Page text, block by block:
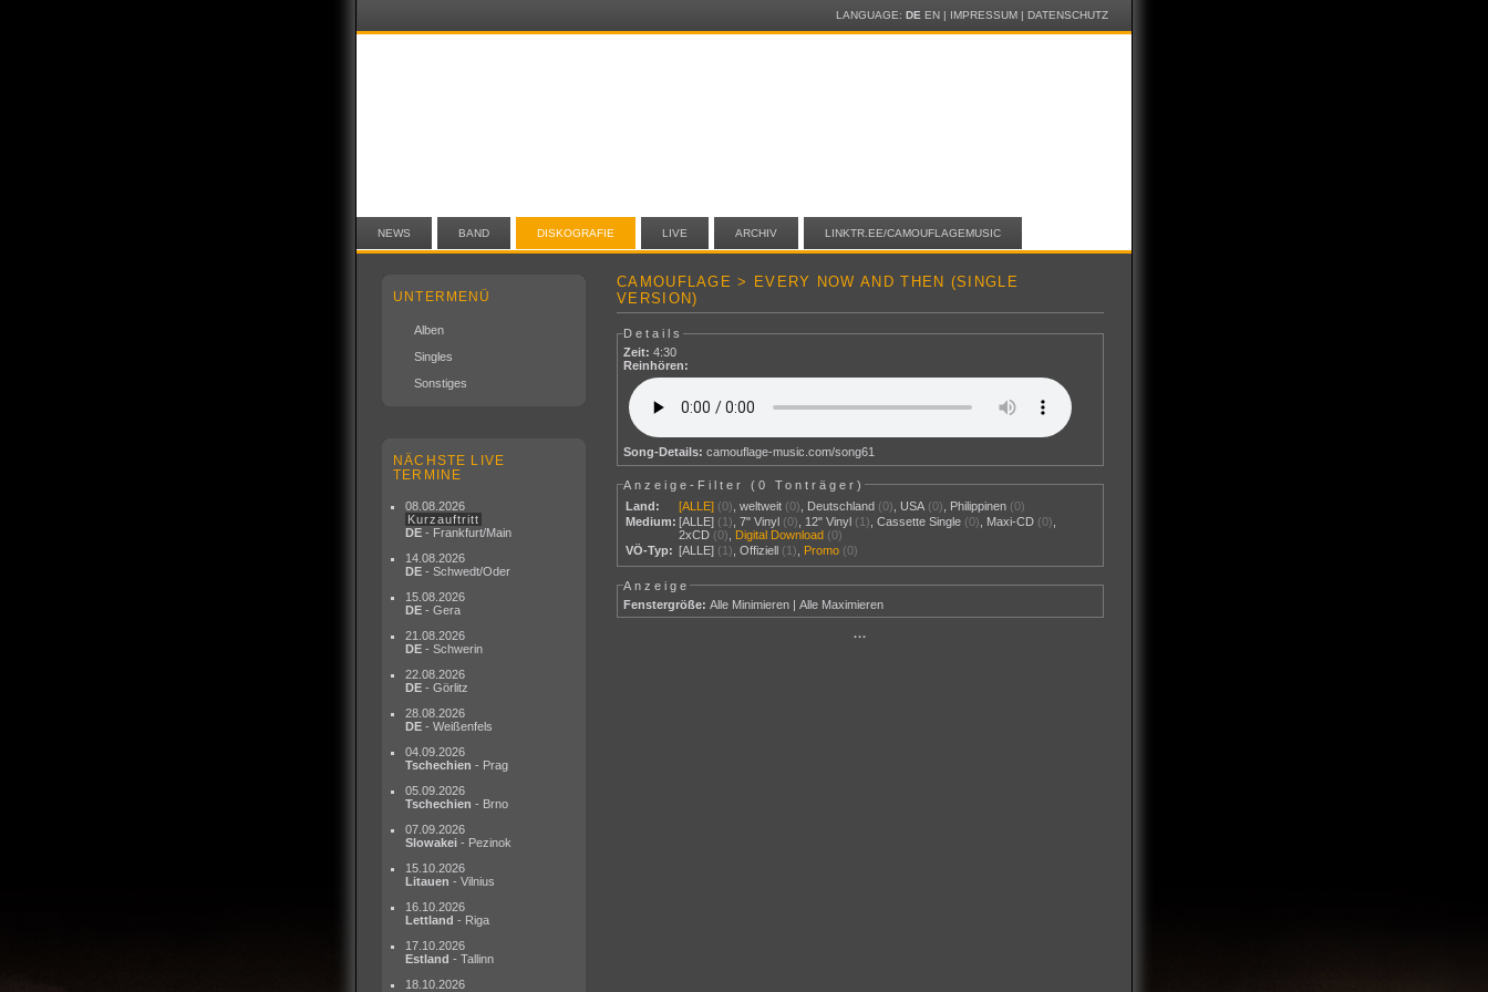
LANGUAGE: DE EN| IMPRESSUM| DATENSCHUTZ
NEWS BAND DISKOGRAFIE LIVE ARCHIV LINKTR.EE/CAMOUFLAGEMUSIC
UNTERMENÜ
Alben
Singles
Sonstiges
NÄCHSTE LIVE
TERMINE
08.08.2026
Kurzauftritt
DE - Frankfurt/Main
14.08.2026
DE - Schwedt/Oder
15.08.2026
DE - Gera
21.08.2026
DE - Schwerin
22.08.2026
DE - Görlitz
28.08.2026
DE - Weißenfels
04.09.2026
Tschechien - Prag
05.09.2026
Tschechien - Brno
07.09.2026
Slowakei - Pezinok
15.10.2026
Litauen - Vilnius
16.10.2026
Lettland - Riga
17.10.2026
Estland - Tallinn
18.10.2026
CAMOUFLAGE > EVERY NOW AND THEN (SINGLE
VERSION)
Details
Zeit: 4:30
Reinhören:
Song-Details: camouflage-music.com/song61
Anzeige-Filter (0 Tonträger)
Land:
[ALLE] (0) ,weltweit (0) Deutschland (0) USA (0) Philippinen (0)
Medium: [ALLE] (1) ,7" Vinyl (0) 12" Vinyl (1) ,Cassette Single (0) Maxi-CD (0)
2xCD (0) Digital Download (0)
VÖ-Typ: [ALLE] (1) ,Offiziell (1) Promo (0)
Anzeige
Fenstergröße: Alle Minimieren |Alle Maximieren
···